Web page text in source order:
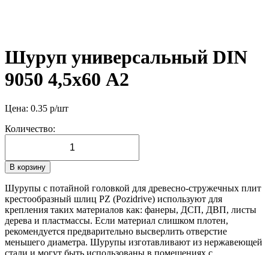
Шуруп универсальный DIN
9050 4,5х60 А2
Цена: 0.35 р/шт
Количество:
В корзину
Шурупы с потайной головкой для древесно-стружечных плит
крестообразный шлиц PZ (Pozidrive) используют для
крепления таких материалов как: фанеры, ДСП, ДВП, листы
дерева и пластмассы. Если материал слишком плотен,
рекомендуется предварительно высверлить отверстие
меньшего диаметра. Шурупы изготавливают из нержавеющей